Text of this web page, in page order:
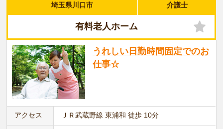
埼玉県川口市 介護士
有料老人ホーム
うれしい日勤時間固定でのお
仕事☆
アクセス ＪＲ武蔵野線 東浦和 徒歩 10分